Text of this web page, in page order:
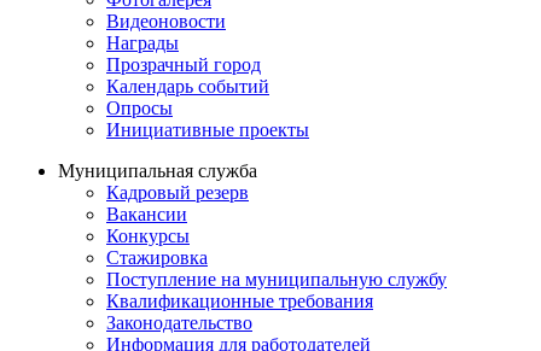
Видеоновости
Награды
Прозрачный город
Календарь событий
Опросы
Инициативные проекты
Муниципальная служба
Кадровый резерв
Вакансии
Конкурсы
Стажировка
Поступление на муниципальную службу
Квалификационные требования
Законодательство
Информация для работодателей